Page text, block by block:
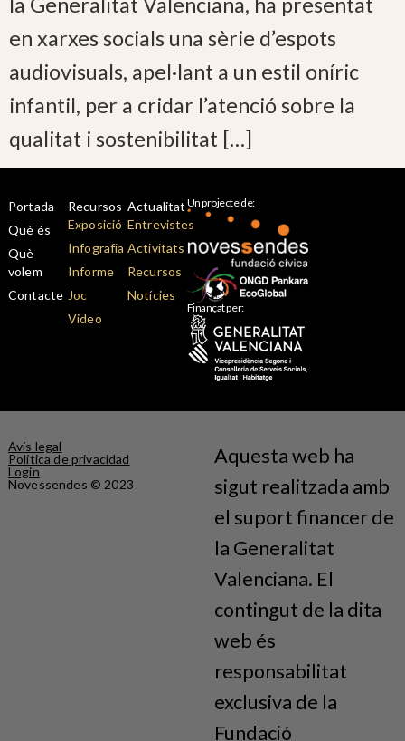
en xarxes socials una sèrie d’espots
audiovisuals, apel·lant a un estil oníric
infantil, per a cridar l’atenció sobre la
qualitat i sostenibilitat […]
Portada
Què és
Què
volem
Contacte
Recursos
Exposició
Infografia
Informe
Joc
Video
Actualitat
Entrevistes
Activitats
Recursos
Notícies
Un projecte de:
Finançat per:
Novessendes © 2023
Avís legal
Política de privacidad
Login
Aquesta web ha
sigut realitzada amb
el suport financer de
la Generalitat
Valenciana. El
contingut de la dita
web és
responsabilitat
exclusiva de la
Fundació